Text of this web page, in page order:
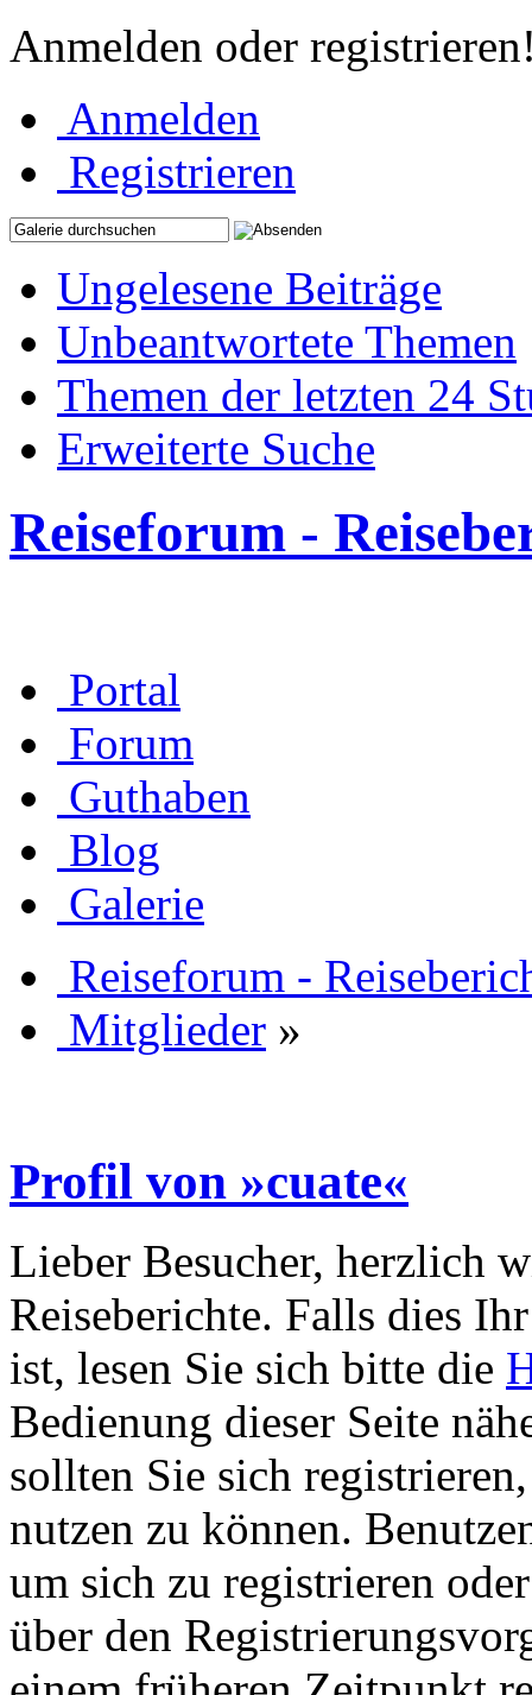
Anmelden oder
Anmelden
Registrieren
Ungelesene Beiträge
Unbeantwortete Themen
Themen der letzten 24
Erweiterte Suche
Reiseforum -
Portal
Forum
Guthaben
Blog
Galerie
Reiseforum -
Mitglieder »
Profil von »cuate«
Lieber Besucher, herzlich
Reiseberichte. Falls dies
ist, lesen Sie sich bitte die
Bedienung dieser Seite
sollten Sie sich
nutzen zu können.
um sich zu registrieren
über den